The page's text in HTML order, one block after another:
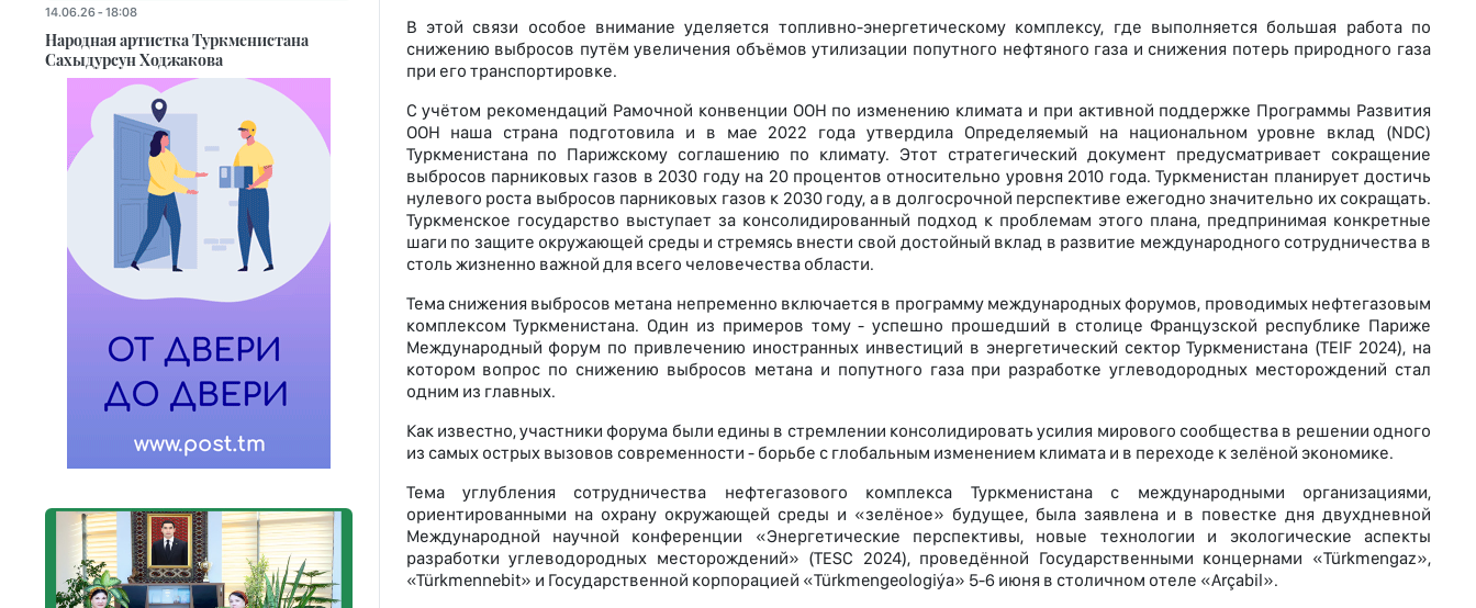
В этой связи особое внимание уделяется топливно-энергетическому комплексу, где выполняется большая работа по
снижению выбросов путём увеличения объёмов утилизации попутного нефтяного газа и снижения потерь природного газа
при его транспортировке.
С учётом рекомендаций Рамочной конвенции ООН по изменению климата и при активной поддержке Программы Развития
ООН наша страна подготовила и в мае 2022 года утвердила Определяемый на национальном уровне вклад (NDC)
Туркменистана по Парижскому соглашению по климату. Этот стратегический документ предусматривает сокращение
выбросов парниковых газов в 2030 году на 20 процентов относительно уровня 2010 года. Туркменистан планирует достичь
нулевого роста выбросов парниковых газов к 2030 году, а в долгосрочной перспективе ежегодно значительно их сокращать.
Туркменское государство выступает за консолидированный подход к проблемам этого плана, предпринимая конкретные
шаги по защите окружающей среды и стремясь внести свой достойный вклад в развитие международного сотрудничества в
столь жизненно важной для всего человечества области.
Тема снижения выбросов метана непременно включается в программу международных форумов, проводимых нефтегазовым
комплексом Туркменистана. Один из примеров тому - успешно прошедший в столице Французской республике Париже
Международный форум по привлечению иностранных инвестиций в энергетический сектор Туркменистана (TEIF 2024), на
котором вопрос по снижению выбросов метана и попутного газа при разработке углеводородных месторождений стал
одним из главных.
Как известно, участники форума были едины в стремлении консолидировать усилия мирового сообщества в решении одного
из самых острых вызовов современности - борьбе с глобальным изменением климата и в переходе к зелёной экономике.
Тема углубления сотрудничества нефтегазового комплекса Туркменистана с международными организациями,
ориентированными на охрану окружающей среды и «зелёное» будущее, была заявлена и в повестке дня двухдневной
Международной научной конференции «Энергетические перспективы, новые технологии и экологические аспекты
разработки углеводородных месторождений» (TESC 2024), проведённой Государственными концернами «Türkmengaz»,
«Türkmennebit» и Государственной корпорацией «Türkmengeologiýa» 5-6 июня в столичном отеле «Arçabil».
14.06.26 - 18:08
Народная артистка Туркменистана
Сахыдурсун Ходжакова